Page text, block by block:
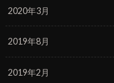
2020年3月
2019年8月
2019年2月